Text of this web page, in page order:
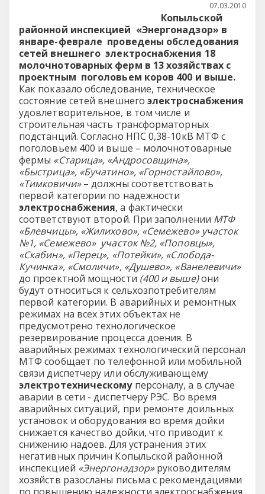
07.03.2010
Копыльской
районной инспекцией «Энергонадзор» в
январе-феврале проведены обследования
сетей внешнего электроснабжения 18
молочнотоварных ферм в 13 хозяйствах с
проектным поголовьем коров 400 и выше.
Как показало обследование, техническое
состояние сетей внешнегоэлектроснабжения
удовлетворительное, в том числе и
строительная часть трансформаторных
подстанций. Согласно НПС 0,38-10кВ МТФ с
поголовьем 400 и выше – молочнотоварные
фермы «Старица», «Андросовщина»,
«Быстрица», «Бучатино», «Горностайлово»,
«Тимковичи»– должны соответствовать
первой категории по надежности
электроснабжения, а фактически
соответствуют второй. При заполнении МТФ
«Блевчицы», «Жилихово», «Семежево» участок
№1, «Семежево» участок №2, «Поповцы»,
«Скабин», «Перец», «Потейки», «Слобода-
Кучинка», «Смоличи», «Душево», «Ванелевичи»
до проектной мощности (400 и выше)они
будут относиться к сельхозпотребителям
первой категории. В аварийных и ремонтных
режимах на всех этих объектах не
предусмотрено технологическое
резервирование процесса доения. В
аварийных режимах технологический персонал
МТФ сообщает по телефонной или мобильной
связи диспетчеру или обслуживающему
электротехническому персоналу, а в случае
аварии в сети - диспетчеру РЭС. Во время
аварийных ситуаций, при ремонте доильных
установок и оборудования во время дойки
снижается качество дойки, что приводит к
снижению надоев. Для устранения этих
негативных причин Копыльской районной
инспекцией «Энергонадзор»руководителям
хозяйств разосланы письма с рекомендациями